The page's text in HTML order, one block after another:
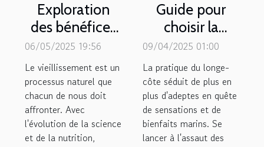
Exploration
des bénéfices
des
compléments
alimentaires
pour le
vieillissement
06/05/2025 19:56
Le vieillissement est un
processus naturel que
chacun de nous doit
affronter. Avec
l'évolution de la science
et de la nutrition,
Guide pour
choisir la
meilleure
combinaison
pour le longe-
côte
09/04/2025 01:00
La pratique du longe-
côte séduit de plus en
plus d'adeptes en quête
de sensations et de
bienfaits marins. Se
lancer à l'assaut des